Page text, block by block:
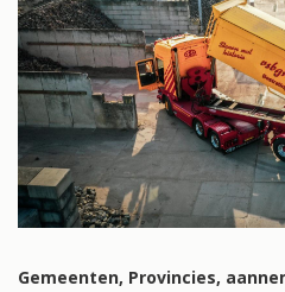
Gemeenten, Provincies,